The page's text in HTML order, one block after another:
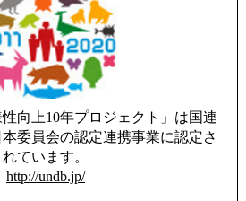
性向上10年プロジェクト」は国連
委員会の認定連携事業に認定さ
れています。
http://undb.jp/